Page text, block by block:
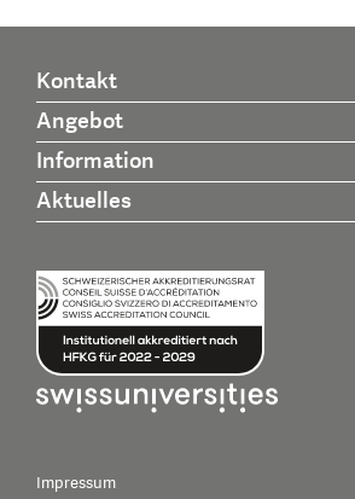
Kontakt
Angebot
Information
Aktuelles
Impressum